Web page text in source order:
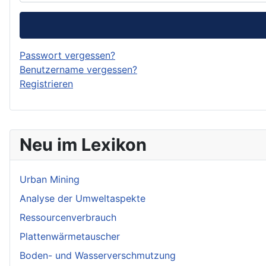
Neu im Lexikon
Urban Mining
Analyse der Umweltaspekte
Ressourcenverbrauch
Plattenwärmetauscher
Boden- und Wasserverschmutzung
Passwort vergessen?
Benutzername vergessen?
Registrieren